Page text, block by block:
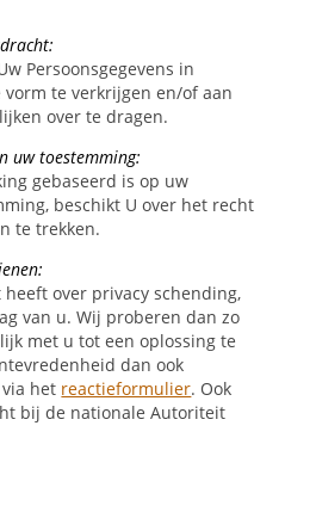
Persoonsgegevens in
te verkrijgen en/of aan
over te dragen.
uw toestemming:
gebaseerd is op uw
beschikt U over het recht
te trekken.
over privacy schending,
van u. Wij proberen dan zo
met u tot een oplossing te
dan ook
het reactieformulier. Ook
bij de nationale Autoriteit